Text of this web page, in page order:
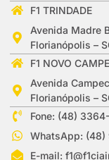
F1 TRINDADE
Avenida Madre
Florianópolis –
F1 NOVO
Avenida
Florianópolis –
Fone: (48)
WhatsApp: (48)
E-mail: